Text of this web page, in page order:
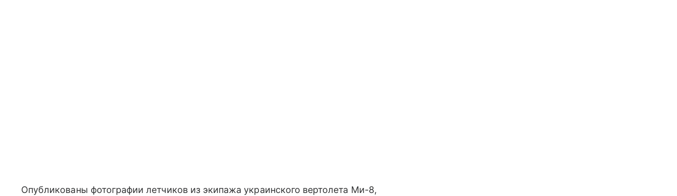
Опубликованы фотографии летчиков из экипажа украинского вертолета Ми-8,